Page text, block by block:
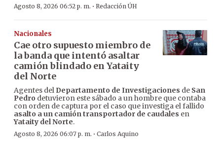
Agosto 8, 2026 06:52 p. m. · Redacción ÚH
Nacionales
Cae otro supuesto miembro de
la banda que intentó asaltar
camión blindado en Yataity
del Norte
Agentes del Departamento de Investigaciones de San
Pedro detuvieron este sábado a un hombre que contaba
con orden de captura por el caso que investiga el fallido
asalto a un camión transportador de caudales en
Yataity del Norte.
Agosto 8, 2026 06:07 p. m. · Carlos Aquino